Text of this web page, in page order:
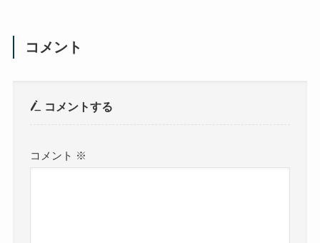
コメント
コメントする
コメント ※